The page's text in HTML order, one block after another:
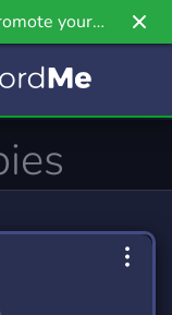
your
our newest